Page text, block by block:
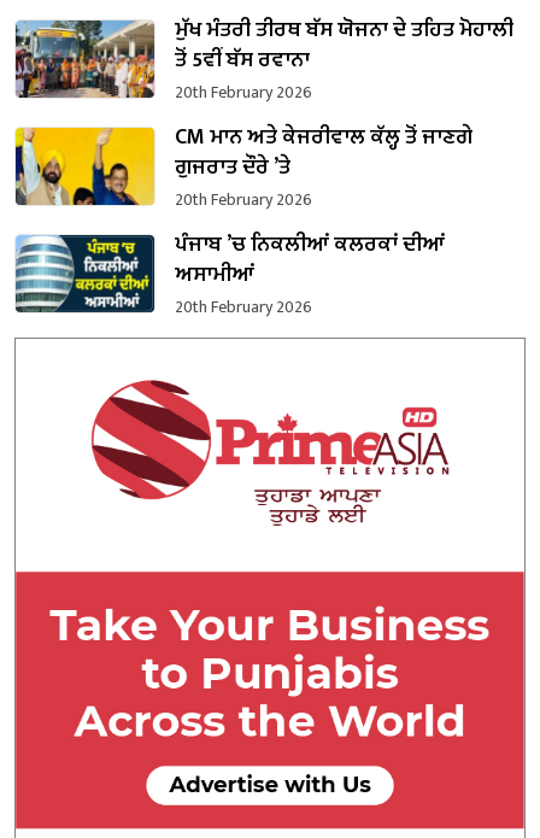
ਮੁੱਖ ਮੰਤਰੀ ਤੀਰਥ ਬੱਸ ਯੋਜਨਾ ਦੇ ਤਹਿਤ ਮੋਹਾਲੀ
ਤੋਂ 5ਵੀਂ ਬੱਸ ਰਵਾਨਾ
20th February 2026
CM ਮਾਨ ਅਤੇ ਕੇਜਰੀਵਾਲ ਕੱਲ੍ਹ ਤੋਂ ਜਾਣਗੇ
ਗੁਜਰਾਤ ਦੌਰੇ ’ਤੇ
20th February 2026
ਪੰਜਾਬ ’ਚ ਨਿਕਲੀਆਂ ਕਲਰਕਾਂ ਦੀਆਂ
ਅਸਾਮੀਆਂ
20th February 2026